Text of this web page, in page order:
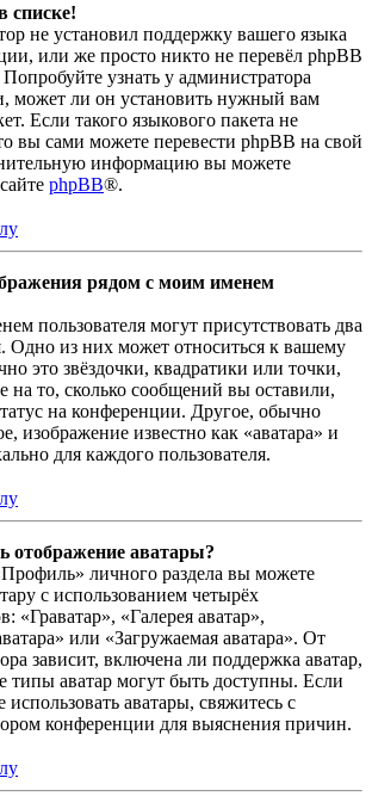
списке!
не установил поддержку вашего языка
или же просто никто не перевёл phpBB
узнать у администратора
может ли он установить нужный вам
Если такого языкового пакета не
вы сами можете перевести phpBB на свой
информацию вы можете
phpBB®.
рядом с моим именем
пользователя могут присутствовать два
Одно из них может относиться к вашему
это звёздочки, квадратики или точки,
на то, сколько сообщений вы оставили,
на конференции. Другое, обычно
изображение известно как «аватара» и
для каждого пользователя.
отображение аватары?
личного раздела вы можете
с использованием четырёх
«Граватар», «Галерея аватар»,
или «Загружаемая аватара». От
зависит, включена ли поддержка аватар,
типы аватар могут быть доступны. Если
аватары, свяжитесь с
конференции для выяснения причин.